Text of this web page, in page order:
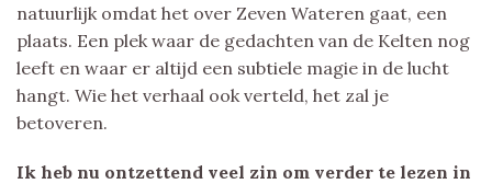
natuurlijk omdat het over Zeven Wateren gaat, een
plaats. Een plek waar de gedachten van de Kelten nog
leeft en waar er altijd een subtiele magie in de lucht
hangt. Wie het verhaal ook verteld, het zal je
betoveren.
Ik heb nu ontzettend veel zin om verder te lezen in